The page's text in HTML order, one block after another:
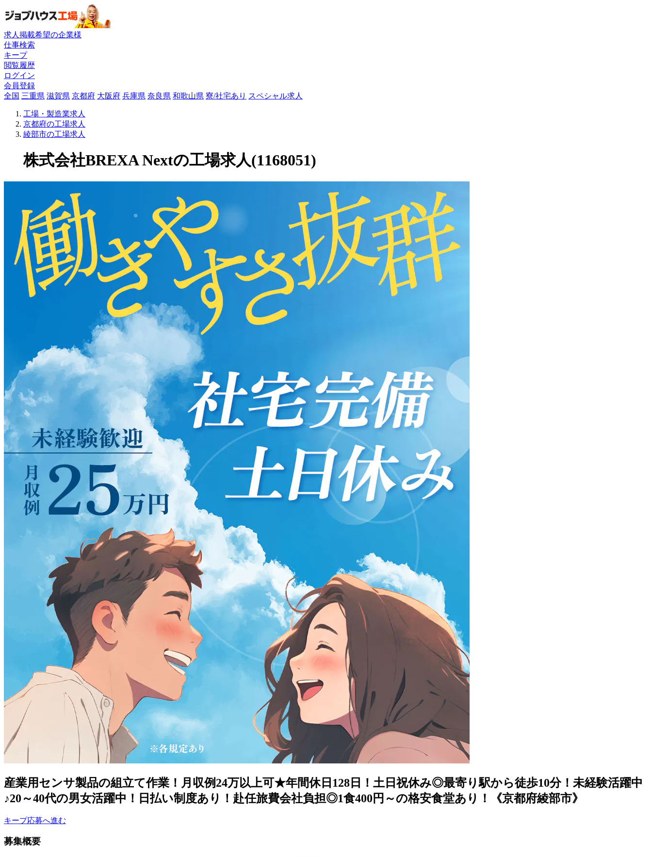
求人掲載希望の企業様
仕事検索
キープ
閲覧履歴
ログイン
会員登録
全国 三重県 滋賀県 京都府 大阪府 兵庫県 奈良県 和歌山県 寮/社宅あり スペシャル求人
工場・製造業求人
京都府の工場求人
綾部市の工場求人
株式会社BREXA Nextの工場求人(1168051)
産業用センサ製品の組立て作業！月収例24万以上可★年間休日128日！土日祝休み◎最寄り駅から徒歩10分！未経験活躍中
♪20～40代の男女活躍中！日払い制度あり！赴任旅費会社負担◎1食400円～の格安食堂あり！《京都府綾部市》
キープ応募へ進む
募集概要